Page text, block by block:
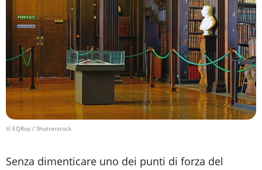
© EQRoy / Shutterstock
Senza dimenticare uno dei punti di forza del